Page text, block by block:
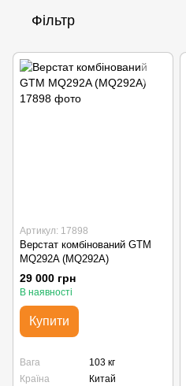
Фільтр
Артикул: 17898
Верстат комбінований GTM
MQ292A (MQ292A)
29 000 грн
В наявності
Купити
Вага
103 кг
Країна
Китай